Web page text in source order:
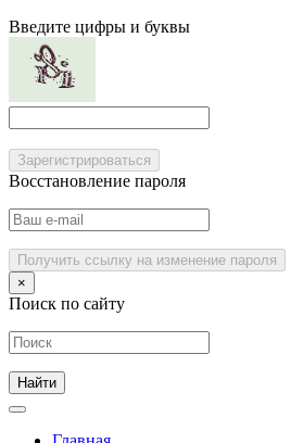
Введите цифры и буквы
Зарегистрироваться
Восстановление пароля
Получить ссылку на изменение пароля
×
Поиск по сайту